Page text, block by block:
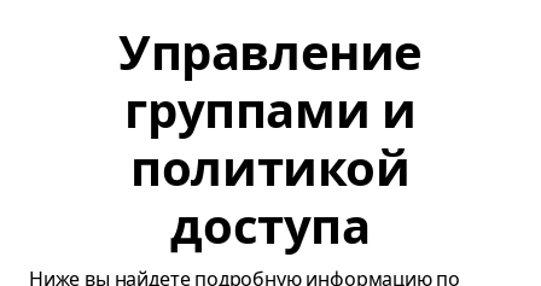
Управление
группами и
политикой
доступа
Ниже вы найдете подробную информацию по